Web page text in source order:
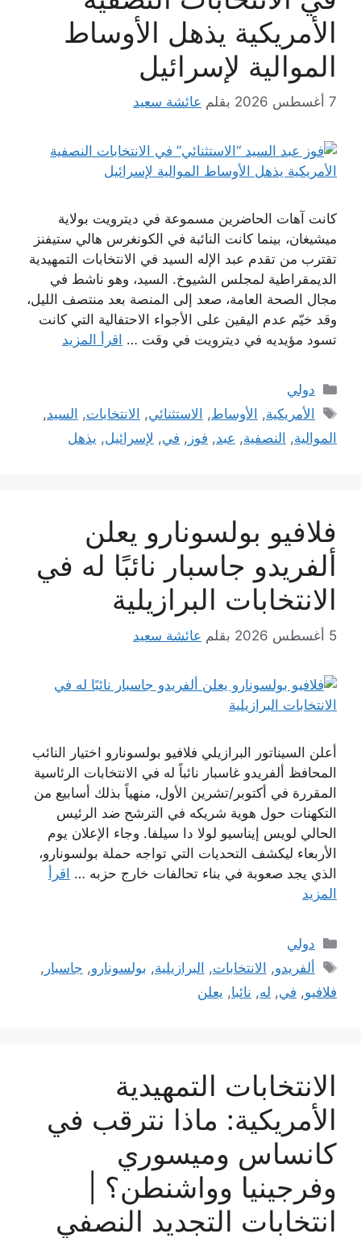
الأمريكية يذهل الأوساط
الموالية لإسرائيل
7 أغسطس 2026 بقلم عائشة سعيد
كانت آهات الحاضرين مسموعة في ديترويت بولاية
ميشيغان، بينما كانت النائبة في الكونغرس هالي ستيفنز
تقترب من تقدم عبد الإله السيد في الانتخابات التمهيدية
الديمقراطية لمجلس الشيوخ. السيد، وهو ناشط في
مجال الصحة العامة، صعد إلى المنصة بعد منتصف الليل،
وقد خيّم عدم اليقين على الأجواء الاحتفالية التي كانت
تسود مؤيديه في ديترويت في وقت … اقرأ المزيد
التصنيفات
دولي
الوسوم
الأمريكية, الأوساط, الاستثنائي, الانتخابات, السيد,
الموالية, النصفية, عبد, فوز , في, لإسرائيل, يذهل
فلافيو بولسونارو يعلن
ألفريدو جاسبار نائبًا له في
الانتخابات البرازيلية
5 أغسطس 2026 بقلم عائشة سعيد
أعلن السيناتور البرازيلي فلافيو بولسونارو اختيار النائب
المحافظ ألفريدو غاسبار نائباً له في الانتخابات الرئاسية
المقررة في أكتوبر/تشرين الأول، منهياً بذلك أسابيع من
التكهنات حول هوية شريكه في الترشح ضد الرئيس
الحالي لويس إيناسيو لولا دا سيلفا. وجاء الإعلان يوم
الأربعاء ليكشف التحديات التي تواجه حملة بولسونارو،
الذي يجد صعوبة في بناء تحالفات خارج حزبه … اقرأ
المزيد
التصنيفات
دولي
الوسوم
ألفريدو, الانتخابات, البرازيلية, بولسونارو, جاسبار ,
فلافيو, في, له, نائبا, يعلن
الانتخابات التمهيدية
الأمريكية: ماذا نترقب في
كانساس وميسوري
وفرجينيا وواشنطن؟ |
انتخابات التجديد النصفي